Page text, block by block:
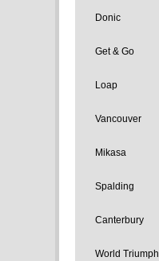
Donic
Get & Go
Loap
Vancouver
Mikasa
Spalding
Canterbury
World Triumph